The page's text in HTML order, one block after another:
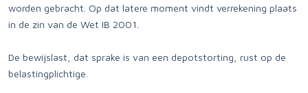
worden gebracht. Op dat latere moment vindt verrekening plaats
in de zin van de Wet IB 2001.
De bewijslast, dat sprake is van een depotstorting, rust op de
belastingplichtige.